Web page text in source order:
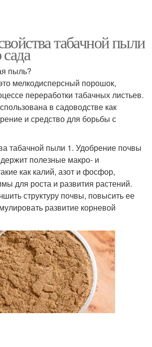
Пыль на огороде
Потери от табачной
пыли
Табачная
промышленность
Пыль с грядки
Пыль в качестве
Пыль для обработки
табачной пыли
пыль?
мелкодисперсный порошок,
переработки табачных листьев.
в садоводстве как
и средство для борьбы с
табачной пыли 1. Удобрение почвы
полезные макро- и
как калий, азот и фосфор,
для роста и развития растений.
структуру почвы, повысить ее
развитие корневой